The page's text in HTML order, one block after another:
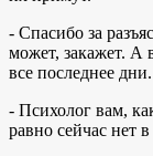
- Спасибо за
может, закажет. А
все последнее
- Психолог вам,
равно сейчас нет